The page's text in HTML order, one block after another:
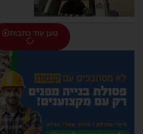
טען עוד כתבות